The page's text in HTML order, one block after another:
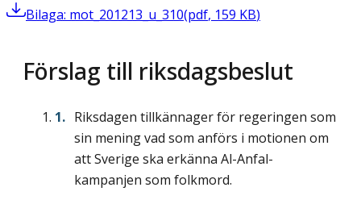
Bilaga: mot_201213_u_310(pdf, 159 KB)
Förslag till riksdagsbeslut
Riksdagen tillkännager för regeringen som
sin mening vad som anförs i motionen om
att Sverige ska erkänna Al-Anfal-
kampanjen som folkmord.